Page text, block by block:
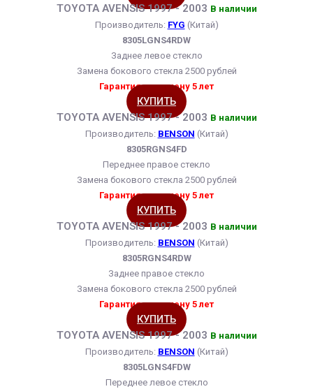
TOYOTA AVENSIS 1997 - 2003 В наличии
Производитель: FYG (Китай)
8305LGNS4RDW
Заднее левое стекло
Замена бокового стекла 2500 рублей
Гарантия на замену 5 лет
КУПИТЬ
TOYOTA AVENSIS 1997 - 2003 В наличии
Производитель: BENSON (Китай)
8305RGNS4FD
Переднее правое стекло
Замена бокового стекла 2500 рублей
Гарантия на замену 5 лет
КУПИТЬ
TOYOTA AVENSIS 1997 - 2003 В наличии
Производитель: BENSON (Китай)
8305RGNS4RDW
Заднее правое стекло
Замена бокового стекла 2500 рублей
Гарантия на замену 5 лет
КУПИТЬ
TOYOTA AVENSIS 1997 - 2003 В наличии
Производитель: BENSON (Китай)
8305LGNS4FDW
Переднее левое стекло